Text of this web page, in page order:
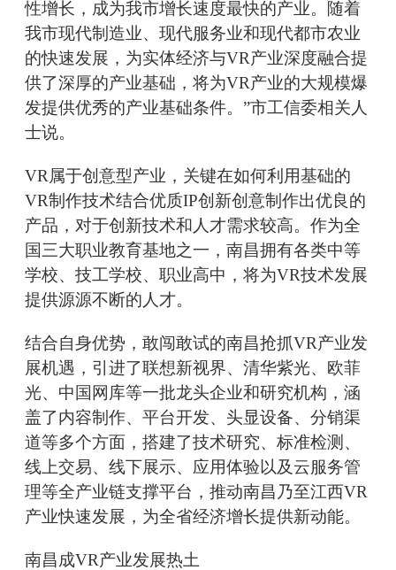
性增长，成为我市增长速度最快的产业。随着
我市现代制造业、现代服务业和现代都市农业
的快速发展，为实体经济与VR产业深度融合提
供了深厚的产业基础，将为VR产业的大规模爆
发提供优秀的产业基础条件。”市工信委相关人
士说。
VR属于创意型产业，关键在如何利用基础的
VR制作技术结合优质IP创新创意制作出优良的
产品，对于创新技术和人才需求较高。作为全
国三大职业教育基地之一，南昌拥有各类中等
学校、技工学校、职业高中，将为VR技术发展
提供源源不断的人才。
结合自身优势，敢闯敢试的南昌抢抓VR产业发
展机遇，引进了联想新视界、清华紫光、欧菲
光、中国网库等一批龙头企业和研究机构，涵
盖了内容制作、平台开发、头显设备、分销渠
道等多个方面，搭建了技术研究、标准检测、
线上交易、线下展示、应用体验以及云服务管
理等全产业链支撑平台，推动南昌乃至江西VR
产业快速发展，为全省经济增长提供新动能。
南昌成VR产业发展热土